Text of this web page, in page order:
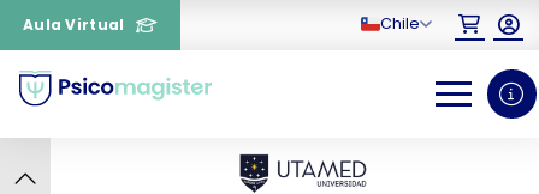
Aula Virtual Chile